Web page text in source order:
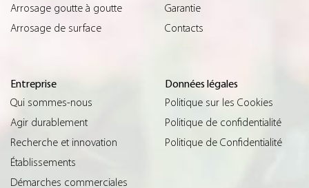
Arrosage goutte à goutte
Arrosage de surface
Garantie
Contacts
Entreprise
Qui sommes-nous
Agir durablement
Recherche et innovation
Établissements
Démarches commerciales
Données légales
Politique sur les Cookies
Politique de confidentialité
Politique de Confidentialité